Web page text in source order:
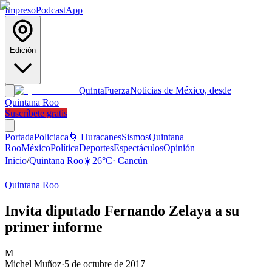
ImpresoPodcastApp
Edición
QuintaFuerzaNoticias de México, desde
Quintana Roo
Suscríbete gratis
PortadaPoliciaca 🌀 HuracanesSismosQuintana
RooMéxicoPolíticaDeportesEspectáculosOpinión
Inicio/Quintana Roo☀️26°C· Cancún
Quintana Roo
Invita diputado Fernando Zelaya a su
primer informe
M
Michel Muñoz·5 de octubre de 2017